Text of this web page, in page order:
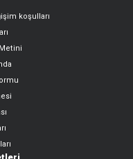
koşulları